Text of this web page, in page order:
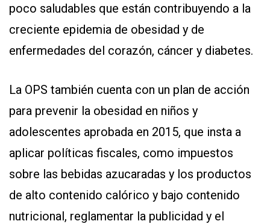
poco saludables que están contribuyendo a la
creciente epidemia de obesidad y de
enfermedades del corazón, cáncer y diabetes.
La OPS también cuenta con un plan de acción
para prevenir la obesidad en niños y
adolescentes aprobada en 2015, que insta a
aplicar políticas fiscales, como impuestos
sobre las bebidas azucaradas y los productos
de alto contenido calórico y bajo contenido
nutricional, reglamentar la publicidad y el